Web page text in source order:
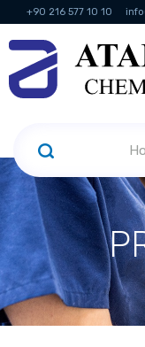
+90 216 577 10 10
KVKK Politikası